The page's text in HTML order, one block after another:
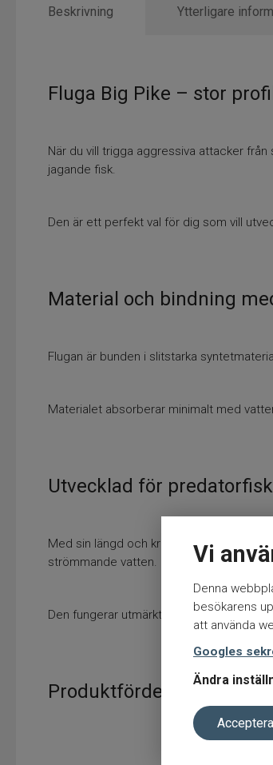
Vi
Denna
besökarens
att använda
Googles
Ändra
Beskrivning
Fluga Big Pike – stor
När du vill trigga aggressiva attacker
jagande fisk.
Den är ett perfekt val för dig som vill
Material och bindning
Flugan är bunden i slitstarka
Materialet absorberar minimalt med
Utvecklad för
Med sin längd och kraftiga krok är
strömmande vatten.
Den fungerar utmärkt tillsammans med
Produktfördelar
Ytterligare